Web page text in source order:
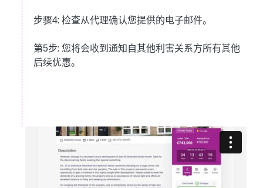
步骤4:检查从代理确认您提供的电子邮件。
第5步:您将会收到通知自其他利害关系方所有其他
后续优惠。